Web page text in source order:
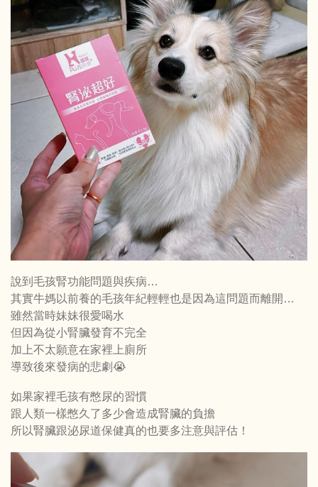
說到毛孩腎功能問題與疾病…
其實牛媽以前養的毛孩年紀輕輕也是因為這問題而離開…
雖然當時妹妹很愛喝水
但因為從小腎臟發育不完全
加上不太願意在家裡上廁所
導致後來發病的悲劇😭
如果家裡毛孩有憋尿的習慣
跟人類一樣憋久了多少會造成腎臟的負擔
所以腎臟跟泌尿道保健真的也要多注意與評估！